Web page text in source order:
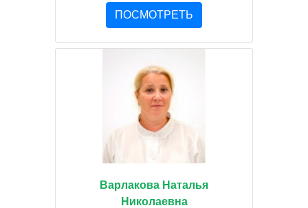
ПОСМОТРЕТЬ
Варлакова Наталья
Николаевна